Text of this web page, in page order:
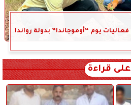
يوم “أوموجاندا” بدولة رواندا
قراءة